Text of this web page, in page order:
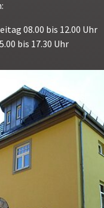
08.00 bis 12.00 Uhr
bis 17.30 Uhr